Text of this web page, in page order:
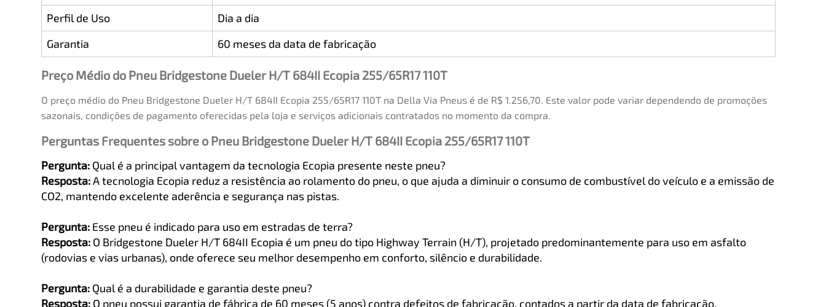
Perfil de Uso
Dia a dia
Garantia
60 meses da data de fabricação
Preço Médio do Pneu Bridgestone Dueler H/T 684II Ecopia 255/65R17 110T
O preço médio do Pneu Bridgestone Dueler H/T 684II Ecopia 255/65R17 110T na Della Via Pneus é de R$ 1.256,70. Este valor pode variar dependendo de promoções
sazonais, condições de pagamento oferecidas pela loja e serviços adicionais contratados no momento da compra.
Perguntas Frequentes sobre o Pneu Bridgestone Dueler H/T 684II Ecopia 255/65R17 110T
Pergunta: Qual é a principal vantagem da tecnologia Ecopia presente neste pneu?
Resposta:A tecnologia Ecopia reduz a resistência ao rolamento do pneu, o que ajuda a diminuir o consumo de combustível do veículo e a emissão de
CO2, mantendo excelente aderência e segurança nas pistas.
Pergunta: Esse pneu é indicado para uso em estradas de terra?
Resposta: O Bridgestone Dueler H/T 684II Ecopia é um pneu do tipo Highway Terrain (H/T), projetado predominantemente para uso em asfalto
(rodovias e vias urbanas), onde oferece seu melhor desempenho em conforto, silêncio e durabilidade.
Pergunta: Qual é a durabilidade e garantia deste pneu?
Resposta: O pneu possui garantia de fábrica de 60 meses (5 anos) contra defeitos de fabricação, contados a partir da data de fabricação,